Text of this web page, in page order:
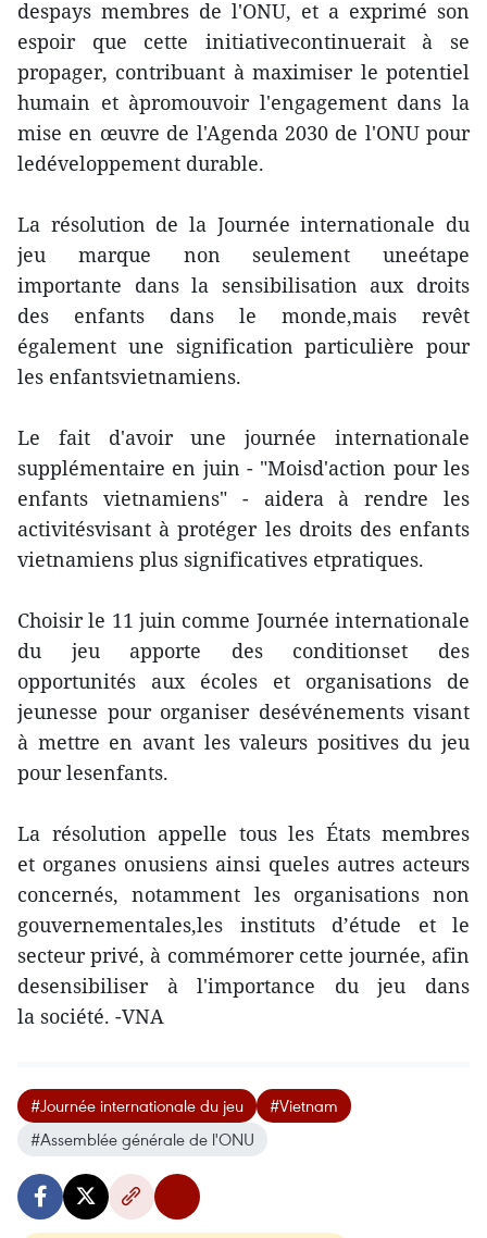
despays membres de l'ONU, et a exprimé son
espoir que cette initiativecontinuerait à se
propager, contribuant à maximiser le potentiel
humain et àpromouvoir l'engagement dans la
mise en œuvre de l'Agenda 2030 de l'ONU pour
ledéveloppement durable.
La résolution de la Journée internationale du
jeu marque non seulement uneétape
importante dans la sensibilisation aux droits
des enfants dans le monde,mais revêt
également une signification particulière pour
les enfantsvietnamiens.
Le fait d'avoir une journée internationale
supplémentaire en juin - "Moisd'action pour les
enfants vietnamiens" - aidera à rendre les
activitésvisant à protéger les droits des enfants
vietnamiens plus significatives etpratiques.
Choisir le 11 juin comme Journée internationale
du jeu apporte des conditionset des
opportunités aux écoles et organisations de
jeunesse pour organiser desévénements visant
à mettre en avant les valeurs positives du jeu
pour lesenfants.
La résolution appelle tous les États membres
et organes onusiens ainsi queles autres acteurs
concernés, notamment les organisations non
gouvernementales,les instituts d’étude et le
secteur privé, à commémorer cette journée, afin
desensibiliser à l'importance du jeu dans
la société. -VNA
#Journée internationale du jeu
#Vietnam
#Assemblée générale de l'ONU